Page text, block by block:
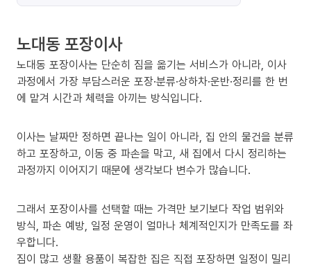
노대동 포장이사
노대동 포장이사는 단순히 짐을 옮기는 서비스가 아니라, 이사
과정에서 가장 부담스러운 포장·분류·상하차·운반·정리를 한 번
에 맡겨 시간과 체력을 아끼는 방식입니다.
이사는 날짜만 정하면 끝나는 일이 아니라, 집 안의 물건을 분류
하고 포장하고, 이동 중 파손을 막고, 새 집에서 다시 정리하는
과정까지 이어지기 때문에 생각보다 변수가 많습니다.
그래서 포장이사를 선택할 때는 가격만 보기보다 작업 범위와
방식, 파손 예방, 일정 운영이 얼마나 체계적인지가 만족도를 좌
우합니다.
짐이 많고 생활 용품이 복잡한 집은 직접 포장하면 일정이 밀리